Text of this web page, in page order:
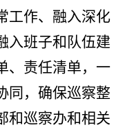
工作、融入深化
入班子和队伍建
、责任清单，一
同，确保巡察整
和巡察办和相关